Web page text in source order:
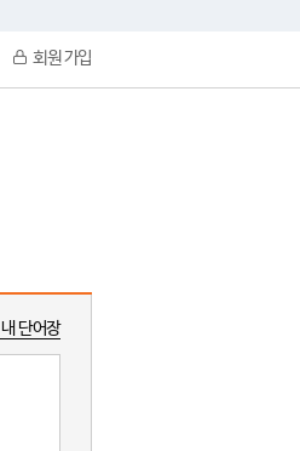
회원 가입
내 단어장